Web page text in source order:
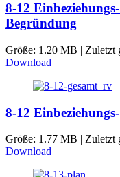
8-12
Begründung
Größe: 1.20 MB | Zuletzt
Download
8-12
Größe: 1.77 MB | Zuletzt
Download